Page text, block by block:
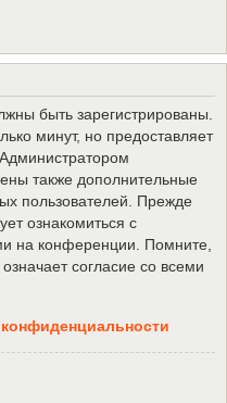
быть зарегистрированы.
минут, но предоставляет
также дополнительные
пользователей. Прежде
ознакомиться с
на конференции. Помните,
согласие со всеми